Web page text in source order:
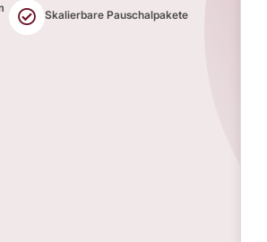
Skalierbare Pauschalpakete